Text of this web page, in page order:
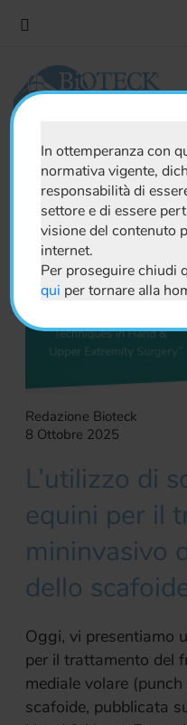
Redazione Bioteck
8 Ottobre 2025
L’utilizzo di
equini per il
mininvasivo
dello
Oggi, vi presentiamo
per il trattamento del
mediale volare
scafoide, pubblicata
In ottemperanza con
normativa vigente,
responsabilità di
settore e di essere
visione del contenuto
internet.
Per proseguire chiudi
qui per tornare alla